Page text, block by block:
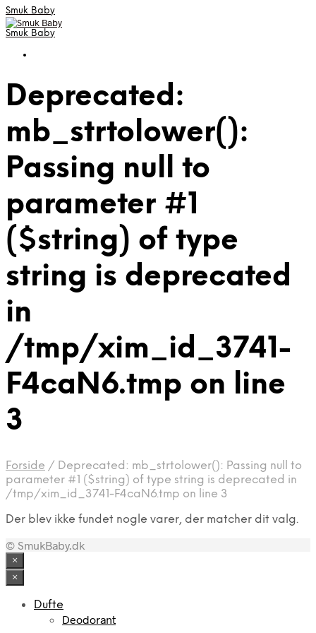
Smuk Baby
Smuk Baby
Deprecated:
mb_strtolower():
Passing null to
parameter #1
($string) of type
string is deprecated
in
/tmp/xim_id_3741-
F4caN6.tmp on line
3
Forside / Deprecated: mb_strtolower(): Passing null to
parameter #1 ($string) of type string is deprecated in
/tmp/xim_id_3741-F4caN6.tmp on line 3
Der blev ikke fundet nogle varer, der matcher dit valg.
© SmukBaby.dk
×
×
Dufte
Deodorant